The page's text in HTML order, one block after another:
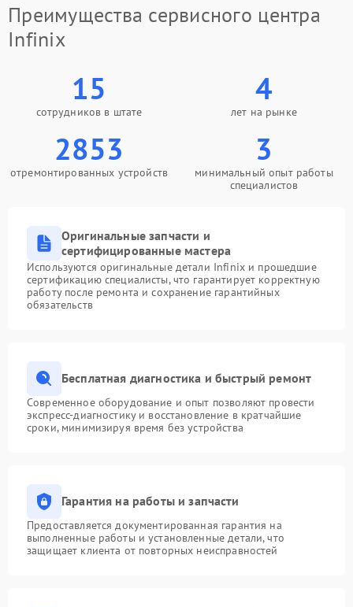
Преимущества сервисного центра
Infinix
15
сотрудников в штате
4
лет на рынке
2853
отремонтированных устройств
3
минимальный опыт работы
специалистов
Оригинальные запчасти и
сертифицированные мастера
Используются оригинальные детали Infinix и прошедшие
сертификацию специалисты, что гарантирует корректную
работу после ремонта и сохранение гарантийных
обязательств
Бесплатная диагностика и быстрый ремонт
Современное оборудование и опыт позволяют провести
экспресс-диагностику и восстановление в кратчайшие
сроки, минимизируя время без устройства
Гарантия на работы и запчасти
Предоставляется документированная гарантия на
выполненные работы и установленные детали, что
защищает клиента от повторных неисправностей